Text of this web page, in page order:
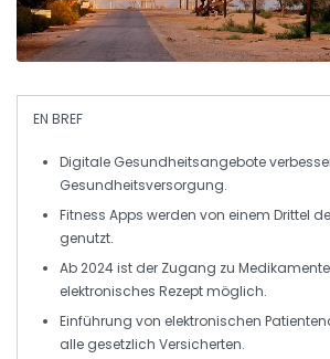
EN BREF
Digitale Gesundheitsangebote
Gesundheitsversorgung.
Fitness Apps werden von einem Drittel
genutzt.
Ab 2024 ist der Zugang zu
elektronisches Rezeptmöglich.
Einführung von elektronischen
alle gesetzlich Versicherten.